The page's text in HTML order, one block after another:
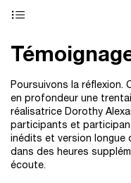
Poursuivons la réflexion.
en profondeur une
réalisatrice Dorothy
participants et
inédits et version longue
dans des heures
écoute.